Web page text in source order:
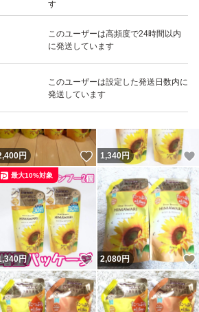
す
このユーザーは高頻度で24時間以内
に発送しています
このユーザーは設定した発送日数内に
発送しています
いいね！
1,290
いね！
円 いいね！
1,340円
いね！
円 いいね！
最大10%対象
2,080円